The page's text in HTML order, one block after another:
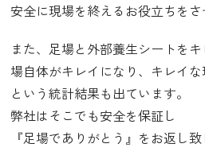
安全に現場を終えるお役立ちをさ
また、足場と外部養生シートを
場自体がキレイになり、キレイ
という統計結果も出ています。
弊社はそこでも安全を保証し
『足場でありがとう』をお返し